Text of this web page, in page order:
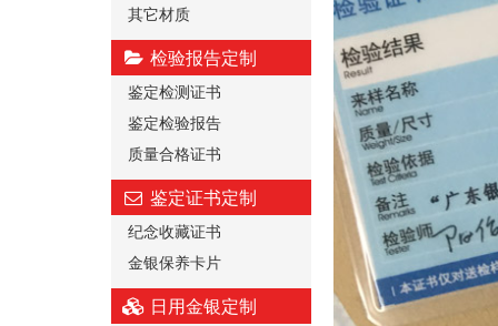
其它材质
检验报告定制
鉴定检测证书
鉴定检验报告
质量合格证书
鉴定证书定制
纪念收藏证书
金银保养卡片
日用金银定制